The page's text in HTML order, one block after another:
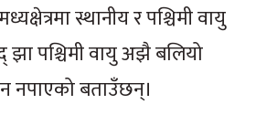
स्थानीय र पश्चिमी वायु
झा पश्चिमी वायु अझै बलियो
बताउँछन्।